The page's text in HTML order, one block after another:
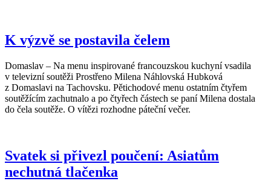
K výzvě se postavila čelem
Domaslav – Na menu inspirované francouzskou kuchyní vsadila
v televizní soutěži Prostřeno Milena Náhlovská Hubková
z Domaslavi na Tachovsku. Pětichodové menu ostatním čtyřem
soutěžícím zachutnalo a po čtyřech částech se paní Milena dostala
do čela soutěže. O vítězi rozhodne páteční večer.
Svatek si přivezl poučení: Asiatům
nechutná tlačenka